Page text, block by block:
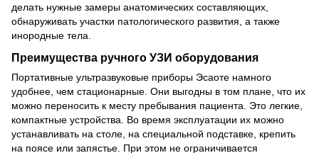
делать нужные замеры анатомических составляющих,
обнаруживать участки патологического развития, а также
инородные тела.
Преимущества ручного УЗИ оборудования
Портативные ультразвуковые приборы Эсаоте намного
удобнее, чем стационарные. Они выгодны в том плане, что их
можно переносить к месту пребывания пациента. Это легкие,
компактные устройства. Во время эксплуатации их можно
устанавливать на столе, на специальной подставке, крепить
на поясе или запястье. При этом не ограничивается